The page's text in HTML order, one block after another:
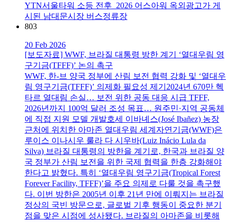
YTN서울타워 소등 전후 2026 어스아워 옥외광고가 게
시된 남대문시장 버스정류장
803
20 Feb 2026
[보도자료] WWF, 브라질 대통령 방한 계기 ‘열대우림 영
구기금(TFFF)’ 논의 촉구
WWF, 한-브 양국 정부에 산림 보전 협력 강화 및 ‘열대우
림 영구기금(TFFF)’ 의제화 필요성 제기2024년 670만 헥
타르 열대림 손실… 보전 위한 공동 대응 시급 TFFF,
2026년까지 100억 달러 조성 목표… 원주민·지역 공동체
에 직접 지원 모델 개발호세 이바녜스(José Ibañez) 농장
근처에 위치한 아마존 열대우림 세계자연기금(WWF)은
루이스 이나시우 룰라 다 시우바(Luiz Inácio Lula da
Silva) 브라질 대통령의 방한을 계기로, 한국과 브라질 양
국 정부가 산림 보전을 위한 국제 협력을 한층 강화해야
한다고 밝혔다. 특히 ‘열대우림 영구기금(Tropical Forest
Forever Facility, TFFF)’을 주요 의제로 다룰 것을 촉구했
다. 이번 방한은 2005년 이후 21년 만에 이뤄지는 브라질
정상의 국빈 방문으로, 글로벌 기후 행동이 중요한 분기
점을 맞은 시점에 성사됐다. 브라질의 아마존을 비롯해